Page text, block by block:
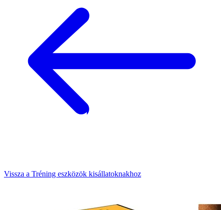
Vissza a Tréning eszközök kisállatoknakhoz